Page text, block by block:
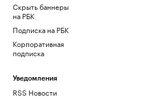
Скрыть баннеры
на РБК
Подписка на РБК
Корпоративная
подписка
Уведомления
RSS Новости